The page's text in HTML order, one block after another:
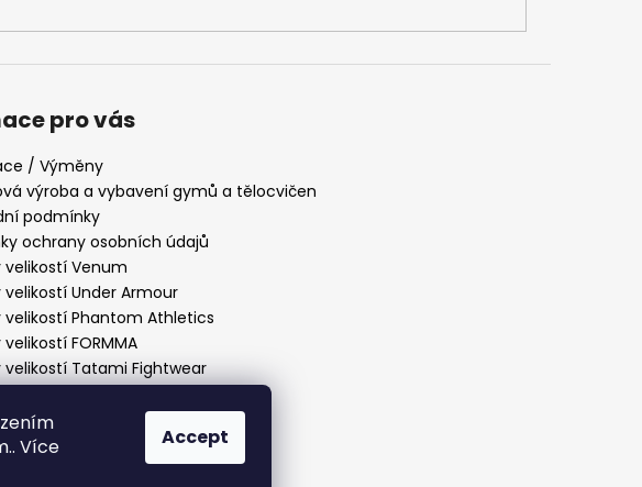
Více
Accept
pro vás
/ Výměny
výroba a vybavení gymů a tělocvičen
podmínky
ochrany osobních údajů
velikostí Venum
velikostí Under Armour
velikostí Phantom Athletics
FORMMA
velikostí Tatami Fightwear
velikostí Hayabusa
velikostí PittBull West Coast